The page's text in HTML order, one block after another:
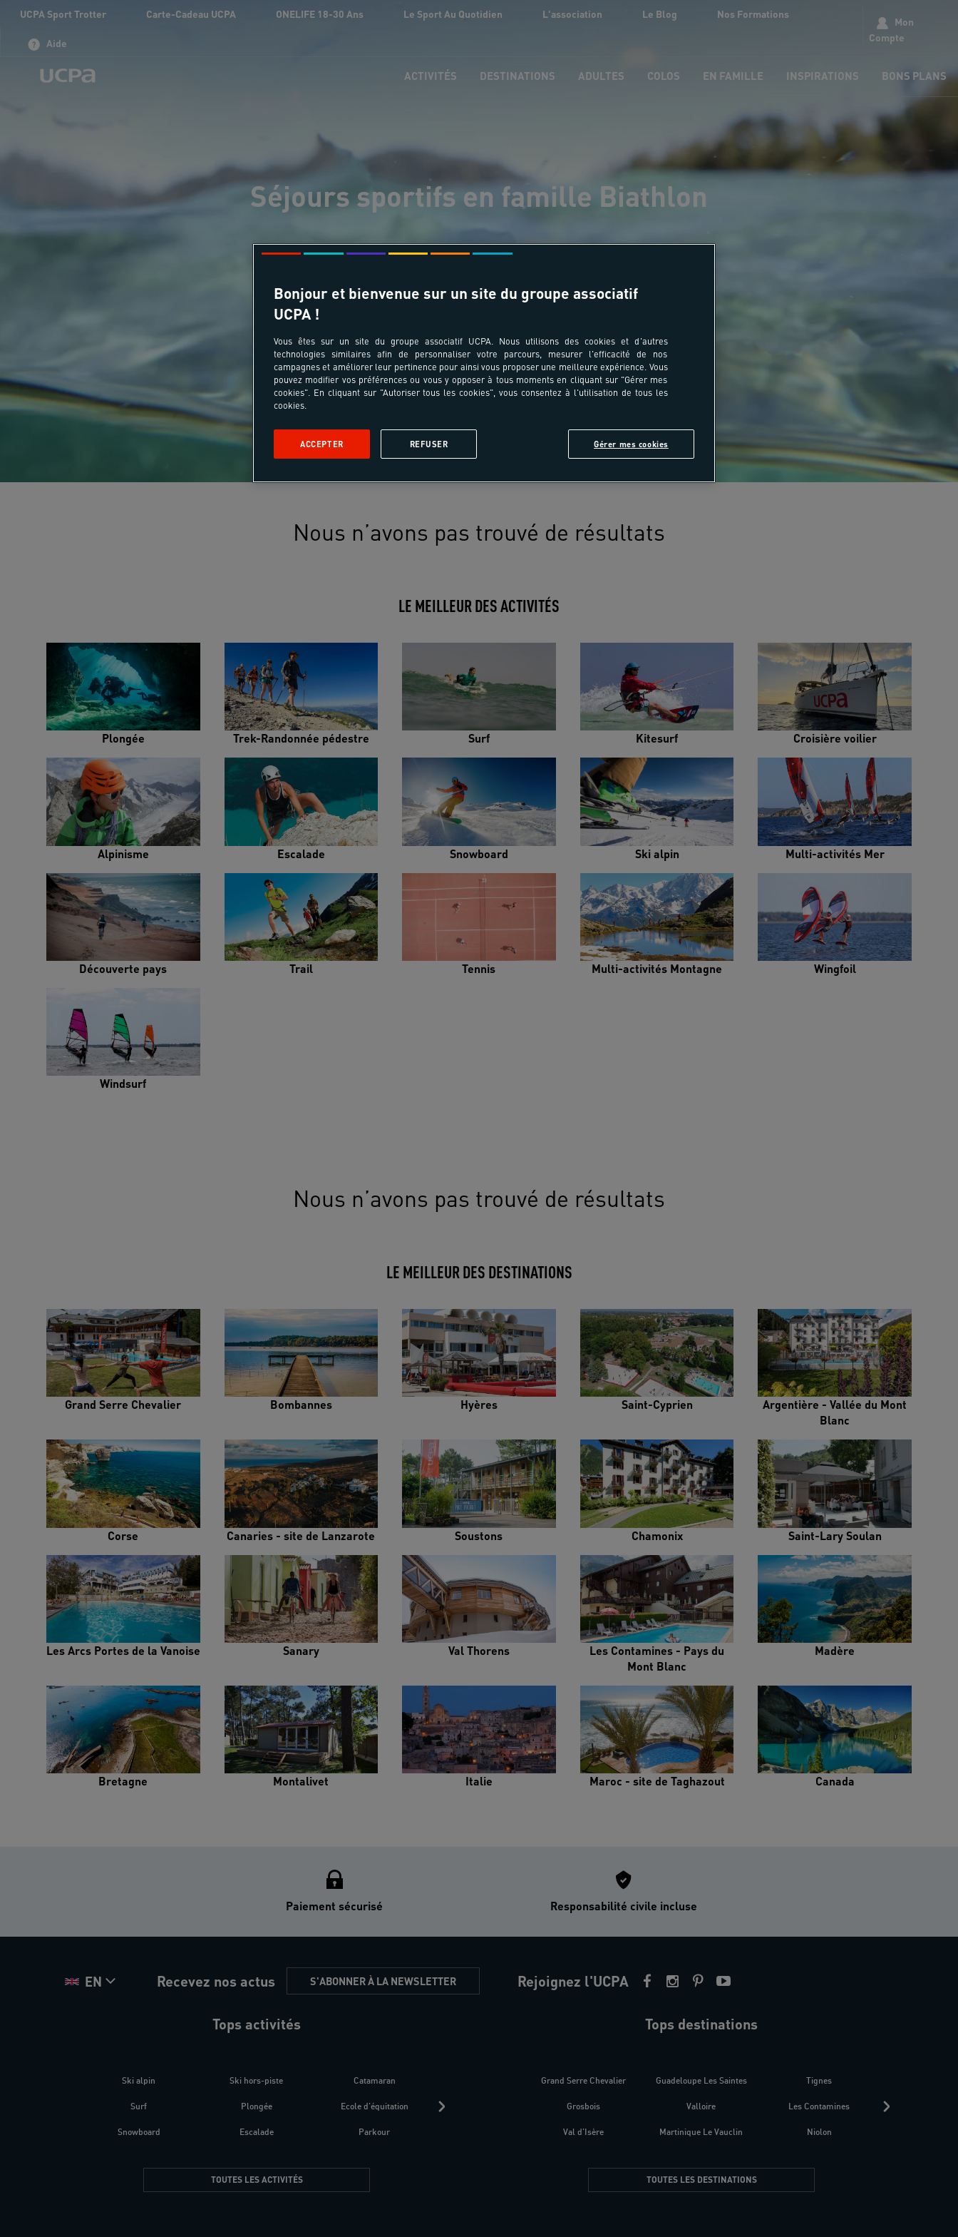
UCPA Sport Trotter Carte-Cadeau UCPA ONELIFE 18-30 Ans Le Sport Au Quotidien L'association Le Blog Nos Formations
Aide
Mon
Compte
ACTIVITÉS DESTINATIONS ADULTES COLOS EN FAMILLE INSPIRATIONS BONS PLANS
Séjours sportifs en famille Biathlon
Nous n’avons pas trouvé de résultats
LE MEILLEUR DES ACTIVITÉS
Plongée Trek-Randonnée pédestre Surf Kitesurf Croisière voilier
Alpinisme Escalade Snowboard Ski alpin Multi-activités Mer
Découverte pays Trail Tennis Multi-activités Montagne Wingfoil
Windsurf
Nous n’avons pas trouvé de résultats
LE MEILLEUR DES DESTINATIONS
Grand Serre Chevalier Bombannes Hyères Saint-Cyprien
Argentière - Vallée du Mont
Blanc
Corse Canaries - site de Lanzarote Soustons Chamonix Saint-Lary Soulan
Les Arcs Portes de la Vanoise Sanary Val Thorens
Les Contamines - Pays du
Mont Blanc
Madère
Bretagne Montalivet Italie Maroc - site de Taghazout Canada
Paiement sécurisé Responsabilité civile incluse
EN Recevez nos actus S'ABONNER À LA NEWSLETTER Rejoignez l'UCPA
Tops activités
Ski alpin
Surf
Snowboard
Ski hors-piste
Plongée
Escalade
Catamaran
Ecole d'équitation
Parkour
Trek-Randonnée pédestre
Parapente
Plongée
TOUTES LES ACTIVITÉS
Tops destinations
Grand Serre Chevalier
Grosbois
Val d'Isère
Guadeloupe Les Saintes
Valloire
Martinique Le Vauclin
Tignes
Les Contamines
Niolon
TOUTES LES DESTINATIONS
Bonjour et bienvenue sur un site du groupe associatif
UCPA !
Vous êtes sur un site du groupe associatif UCPA. Nous utilisons des cookies et d'autres
technologies similaires afin de personnaliser votre parcours, mesurer l'efficacité de nos
campagnes et améliorer leur pertinence pour ainsi vous proposer une meilleure expérience. Vous
pouvez modifier vos préférences ou vous y opposer à tous moments en cliquant sur "Gérer mes
cookies". En cliquant sur "Autoriser tous les cookies", vous consentez à l'utilisation de tous les
cookies.
Gérer mes cookies
REFUSER
ACCEPTER